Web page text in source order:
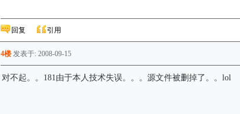
回复 引用
4楼 发表于: 2008-09-15
对不起。。181由于本人技术失误。。。源文件被删掉了。。lol